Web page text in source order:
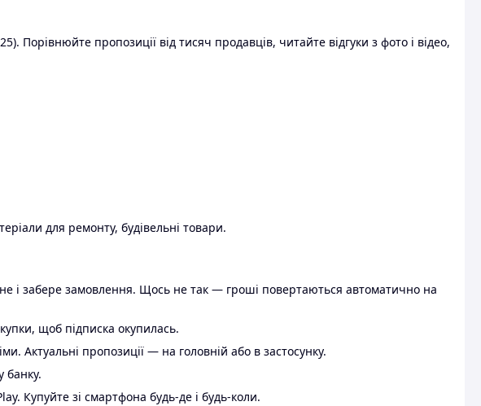
Порівнюйте пропозиції від тисяч продавців, читайте відгуки з фото і відео,
для ремонту, будівельні товари.
і забере замовлення. Щось не так — гроші повертаються автоматично на
щоб підписка окупилась.
Актуальні пропозиції — на головній або в застосунку.
банку.
Купуйте зі смартфона будь-де і будь-коли.